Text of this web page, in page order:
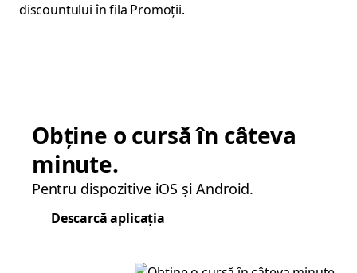
discountului în fila Promoții.
Obține o cursă în câteva
minute.
Pentru dispozitive iOS și Android.
Descarcă aplicația